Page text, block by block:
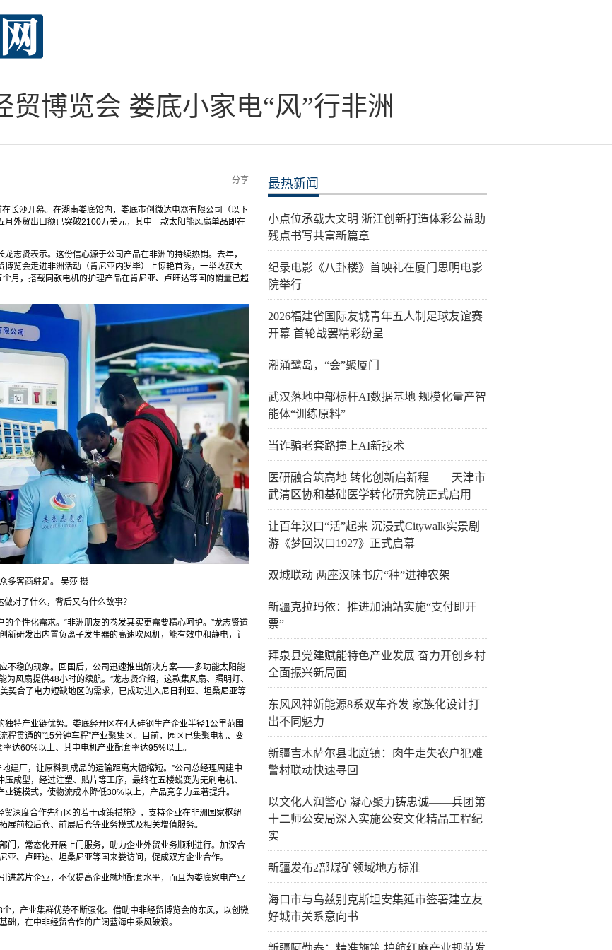
贸博览会 娄底小家电“风”行非洲
分享
长沙开幕。在湖南娄底馆内，娄底市创微达电器有限公司（以下
月外贸出口额已突破2100万美元，其中一款太阳能风扇单品即在
志贤表示。这份信心源于公司产品在非洲的持续热销。去年，
博览会走进非洲活动（肯尼亚内罗毕）上惊艳首秀，一举收获大
月，搭载同款电机的护理产品在肯尼亚、卢旺达等国的销量已超
多客商驻足。 吴莎 摄
对了什么，背后又有什么故事？
个性化需求。“非洲朋友的卷发其实更需要精心呵护。”龙志贤道
新研发出内置负离子发生器的高速吹风机，能有效中和静电，让
不稳的现象。回国后，公司迅速推出解决方案——多功能太阳能
风扇提供48小时的续航。”龙志贤介绍，这款集风扇、照明灯、
契合了电力短缺地区的需求，已成功进入尼日利亚、坦桑尼亚等
独特产业链优势。娄底经开区在4大硅钢生产企业半径1公里范围
贯通的“15分钟车程”产业聚集区。目前，园区已集聚电机、变
达60%以上、其中电机产业配套率达95%以上。
建厂，让原料到成品的运输距离大幅缩短。”公司总经理周建中
成型，经过注塑、贴片等工序，最终在五楼蜕变为无刷电机、
链模式，使物流成本降低30%以上，产品竞争力显著提升。
深度合作先行区的若干政策措施》，支持企业在非洲国家枢纽
前检后仓、前展后仓等业务模式及相关增值服务。
门，常态化开展上门服务，助力企业外贸业务顺利进行。加深合
、卢旺达、坦桑尼亚等国来娄访问，促成双方企业合作。
进芯片企业，不仅提高企业就地配套水平，而且为娄底家电产业
，产业集群优势不断强化。借助中非经贸博览会的东风，以创微
，在中非经贸合作的广阔蓝海中乘风破浪。
最热新闻
小点位承载大文明 浙江创新打造体彩公益助
残点书写共富新篇章
纪录电影《八卦楼》首映礼在厦门思明电影
院举行
2026福建省国际友城青年五人制足球友谊赛
开幕 首轮战罢精彩纷呈
潮涌鹭岛，“会”聚厦门
武汉落地中部标杆AI数据基地 规模化量产智
能体“训练原料”
当诈骗老套路撞上AI新技术
医研融合筑高地 转化创新启新程——天津市
武清区协和基础医学转化研究院正式启用
让百年汉口“活”起来 沉浸式Citywalk实景剧
游《梦回汉口1927》正式启幕
双城联动 两座汉味书房“种”进神农架
新疆克拉玛依：推进加油站实施“支付即开
票”
拜泉县党建赋能特色产业发展 奋力开创乡村
全面振兴新局面
东风风神新能源8系双车齐发 家族化设计打
出不同魅力
新疆吉木萨尔县北庭镇：肉牛走失农户犯难
警村联动快速寻回
以文化人润警心 凝心聚力铸忠诚——兵团第
十二师公安局深入实施公安文化精品工程纪
实
新疆发布2部煤矿领域地方标准
海口市与乌兹别克斯坦安集延市签署建立友
好城市关系意向书